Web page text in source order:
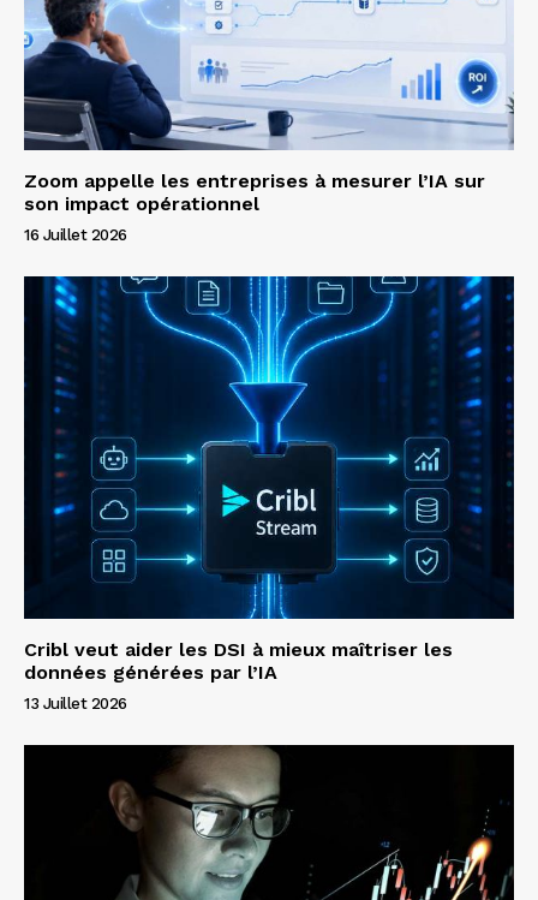
Zoom appelle les entreprises à mesurer l’IA sur
son impact opérationnel
16 Juillet 2026
Cribl veut aider les DSI à mieux maîtriser les
données générées par l’IA
13 Juillet 2026